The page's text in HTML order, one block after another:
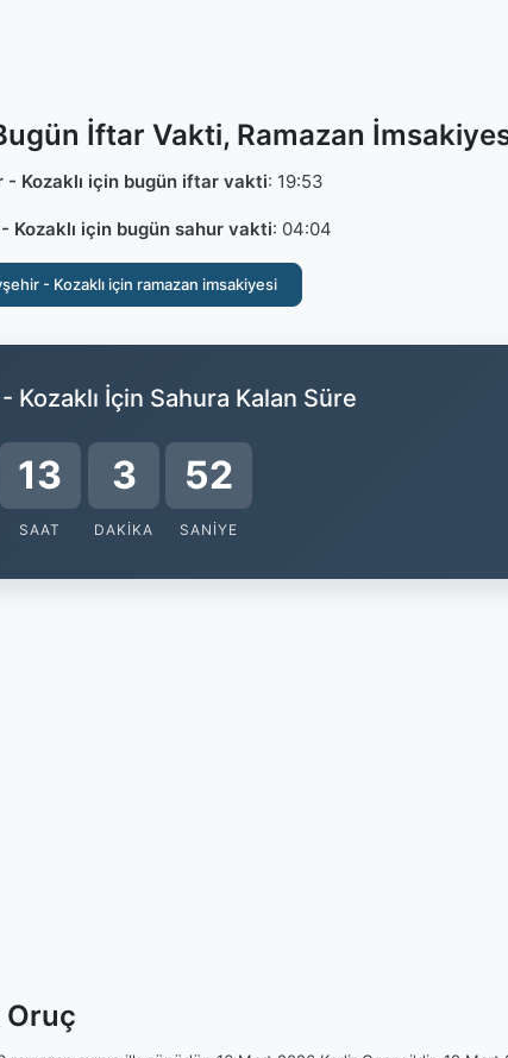
İftar Vakti, Ramazan
- Kozaklı için bugün iftar vakti: 19:53
Kozaklı için bugün sahur vakti: 04:04
- Kozaklı için ramazan imsakiyesi
Kozaklı İçin Sahura Kalan Süre
13
SAAT
3
DAKIKA
51
SANIYE
Oruç